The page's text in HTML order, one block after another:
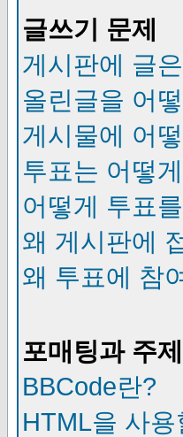
글쓰기 문제
게시판에 글
올린글을 어
게시물에 어
투표는 어떻
어떻게 투표
왜 게시판에
왜 투표에 참
포매팅과 주
BBCode란?
HTML을 사